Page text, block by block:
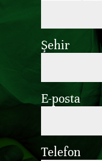
Şehir
E-posta
Telefon